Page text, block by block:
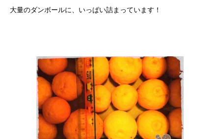
大量のダンボールに、いっぱい詰まっています！